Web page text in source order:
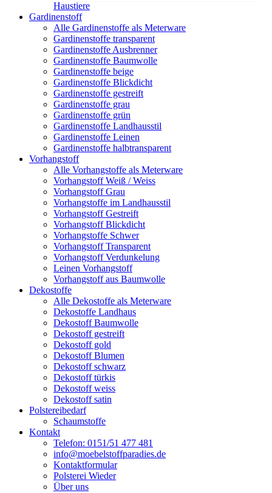
Haustiere
Gardinenstoff
Alle Gardinenstoffe als Meterware
Gardinenstoffe transparent
Gardinenstoffe Ausbrenner
Gardinenstoffe Baumwolle
Gardinenstoffe beige
Gardinenstoffe Blickdicht
Gardinenstoffe gestreift
Gardinenstoffe grau
Gardinenstoffe grün
Gardinenstoffe Landhausstil
Gardinenstoffe Leinen
Gardinenstoffe halbtransparent
Vorhangstoff
Alle Vorhangstoffe als Meterware
Vorhangstoff Weiß / Weiss
Vorhangstoff Grau
Vorhangstoffe im Landhausstil
Vorhangstoff Gestreift
Vorhangstoff Blickdicht
Vorhangstoffe Schwer
Vorhangstoff Transparent
Vorhangstoff Verdunkelung
Leinen Vorhangstoff
Vorhangstoff aus Baumwolle
Dekostoffe
Alle Dekostoffe als Meterware
Dekostoffe Landhaus
Dekostoff Baumwolle
Dekostoff gestreift
Dekostoff gold
Dekostoff Blumen
Dekostoff schwarz
Dekostoff türkis
Dekostoff weiss
Dekostoff satin
Polstereibedarf
Schaumstoffe
Kontakt
Telefon: 0151/51 477 481
info@moebelstoffparadies.de
Kontaktformular
Polsterei Wieder
Über uns